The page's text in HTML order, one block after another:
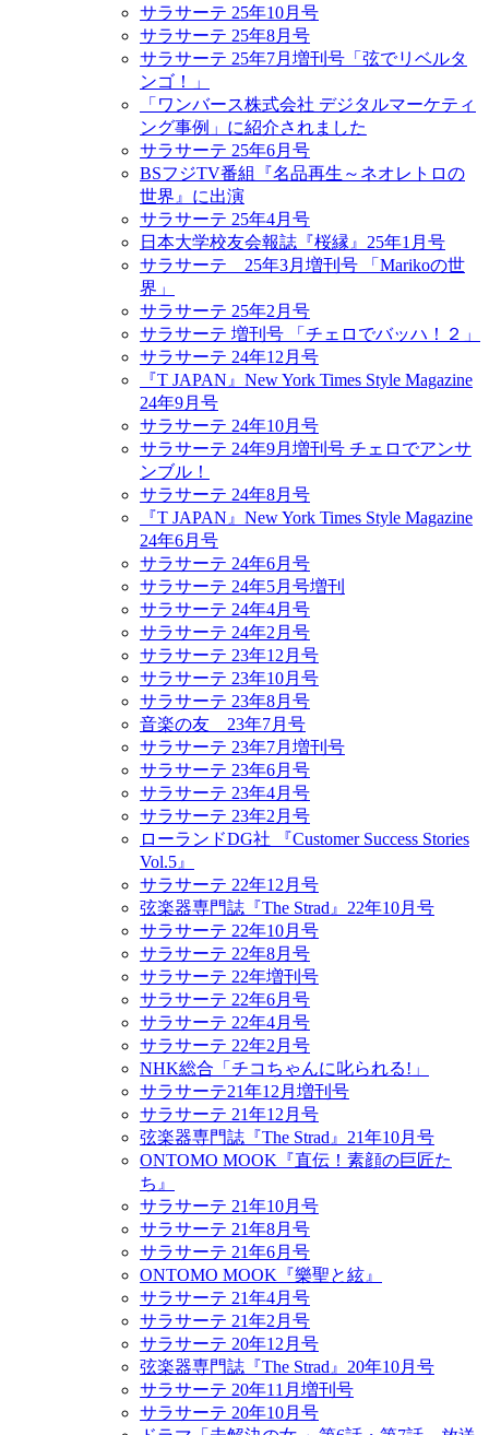
サラサーテ 25年10月号
サラサーテ 25年8月号
サラサーテ 25年7月増刊号「弦でリベルタ
ンゴ！」
「ワンバース株式会社 デジタルマーケティ
ング事例」に紹介されました
サラサーテ 25年6月号
BSフジTV番組『名品再生～ネオレトロの
世界』に出演
サラサーテ 25年4月号
日本大学校友会報誌『桜縁』25年1月号
サラサーテ 25年3月増刊号 「Marikoの世
界」
サラサーテ 25年2月号
サラサーテ 増刊号 「チェロでバッハ！２」
サラサーテ 24年12月号
『T JAPAN』New York Times Style Magazine
24年9月号
サラサーテ 24年10月号
サラサーテ 24年9月増刊号 チェロでアンサ
ンブル！
サラサーテ 24年8月号
『T JAPAN』New York Times Style Magazine
24年6月号
サラサーテ 24年6月号
サラサーテ 24年5月号増刊
サラサーテ 24年4月号
サラサーテ 24年2月号
サラサーテ 23年12月号
サラサーテ 23年10月号
サラサーテ 23年8月号
音楽の友 23年7月号
サラサーテ 23年7月増刊号
サラサーテ 23年6月号
サラサーテ 23年4月号
サラサーテ 23年2月号
ローランドDG社 『Customer Success Stories
Vol.5』
サラサーテ 22年12月号
弦楽器専門誌『The Strad』22年10月号
サラサーテ 22年10月号
サラサーテ 22年8月号
サラサーテ 22年増刊号
サラサーテ 22年6月号
サラサーテ 22年4月号
サラサーテ 22年2月号
NHK総合「チコちゃんに叱られる!」
サラサーテ21年12月増刊号
サラサーテ 21年12月号
弦楽器専門誌『The Strad』21年10月号
ONTOMO MOOK『直伝！素顔の巨匠た
ち』
サラサーテ 21年10月号
サラサーテ 21年8月号
サラサーテ 21年6月号
ONTOMO MOOK『樂聖と絃』
サラサーテ 21年4月号
サラサーテ 21年2月号
サラサーテ 20年12月号
弦楽器専門誌『The Strad』20年10月号
サラサーテ 20年11月増刊号
サラサーテ 20年10月号